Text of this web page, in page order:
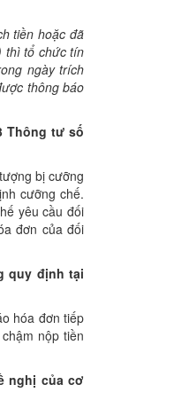
tiền hoặc đã
thì tổ chức tín
ngày trích
thông báo
Thông tưsố
bị cưỡng
cưỡng chế.
yêu cầu đối
đơn của đối
quy định tại
hóa đơn tiếp
nộp tiền
nghị củacơ